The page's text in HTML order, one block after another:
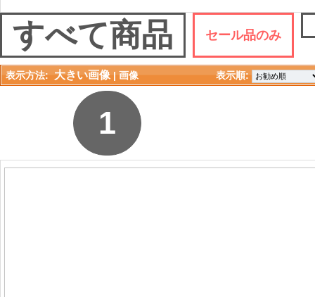
すべて商品 セール品のみ
表示方法: 大きい画像 | 画像 表示順:
1